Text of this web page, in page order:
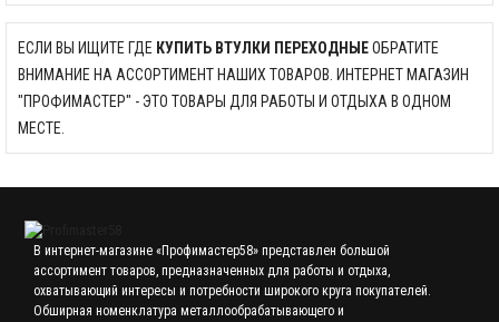
ЕСЛИ ВЫ ИЩИТЕ ГДЕ КУПИТЬ ВТУЛКИ ПЕРЕХОДНЫЕОБРАТИТЕ
ВНИМАНИЕ НА АССОРТИМЕНТ НАШИХ ТОВАРОВ. ИНТЕРНЕТ МАГАЗИН
"ПРОФИМАСТЕР" - ЭТО ТОВАРЫ ДЛЯ РАБОТЫ И ОТДЫХА В ОДНОМ
МЕСТЕ.
В интернет-магазине «Профимастер58» представлен большой
ассортимент товаров, предназначенных для работы и отдыха,
охватывающий интересы и потребности широкого круга покупателей.
Обширная номенклатура металлообрабатывающего и